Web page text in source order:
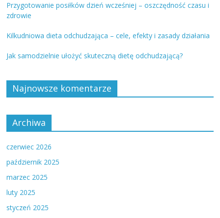
Przygotowanie posiłków dzień wcześniej – oszczędność czasu i
zdrowie
Kilkudniowa dieta odchudzająca – cele, efekty i zasady działania
Jak samodzielnie ułożyć skuteczną dietę odchudzającą?
Najnowsze komentarze
Archiwa
czerwiec 2026
październik 2025
marzec 2025
luty 2025
styczeń 2025